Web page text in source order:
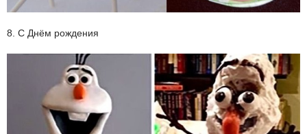
8. С Днём рождения